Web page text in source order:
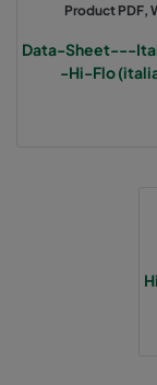
Hi-Flo 1060 ::
Hi-Flo 2550 ::
Hi-Flo 2550 ::
Product PDF,
Data-Sheet---
-Hi-Flo